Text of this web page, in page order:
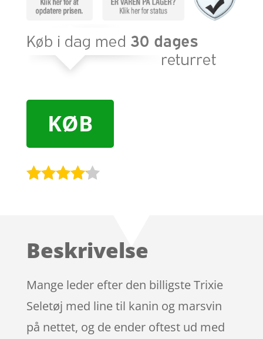
KØB
på
ømmels
er
Beskrivelse
Mange leder efter den billigste Trixie
Seletøj med line til kanin og marsvin
på nettet, og de ender oftest ud med